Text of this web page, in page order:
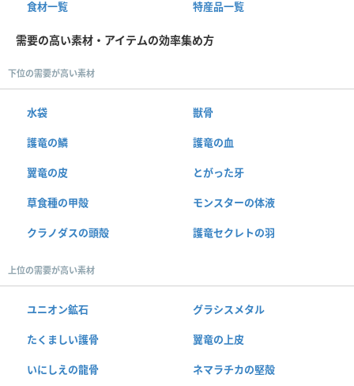
食材一覧 特産品一覧
需要の高い素材・アイテムの効率集め方
下位の需要が高い素材
水袋 獣骨
護竜の鱗 護竜の血
翼竜の皮 とがった牙
草食種の甲殻 モンスターの体液
クラノダスの頭殻 護竜セクレトの羽
上位の需要が高い素材
ユニオン鉱石 グラシスメタル
たくましい護骨 翼竜の上皮
いにしえの龍骨 ネマラチカの堅殻